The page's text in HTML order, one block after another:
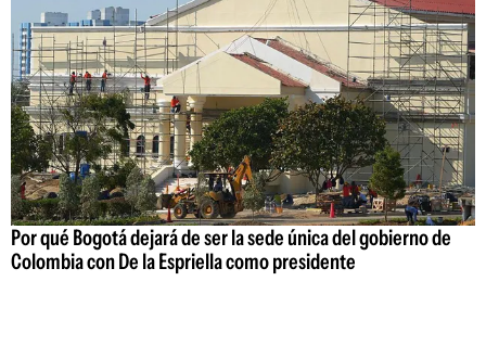
Por qué Bogotá dejará de ser la sede única del gobierno de
Colombia con De la Espriella como presidente